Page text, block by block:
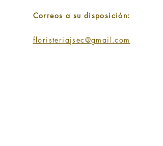
Correos a su disposición:
floristeriajsec@gmail.com